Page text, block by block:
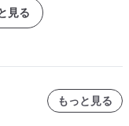
見る
もっと見る